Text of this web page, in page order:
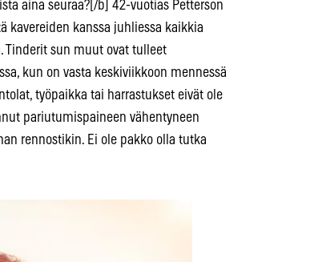
aina seuraa?[/b] 42-vuotias Petterson
kavereiden kanssa juhliessa kaikkia
Tinderit sun muut ovat tulleet
kun on vasta keskiviikkoon mennessä
työpaikka tai harrastukset eivät ole
pariutumispaineen vähentyneen
rennostikin. Ei ole pakko olla tutka